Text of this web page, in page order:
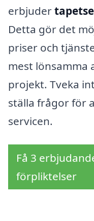
erbjuder
Detta gör det
priser och
mest
projekt. Tveka
ställa frågor för
servicen.
Få 3
förpliktelser